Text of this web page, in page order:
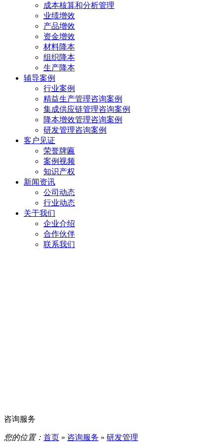
成本核算和分析管理
业绩增效
产品增效
资金增效
材料降本
组织降本
生产降本
辅导案例
行业案例
精益生产管理咨询案例
集成供应链管理咨询案例
降本增效管理咨询案例
研发管理咨询案例
客户见证
荣誉牌匾
案例视频
知识产权
新闻资讯
公司动态
行业动态
关于我们
企业介绍
合作伙伴
联系我们
咨询服务
您的位置： 首页 » 咨询服务 » 研发管理